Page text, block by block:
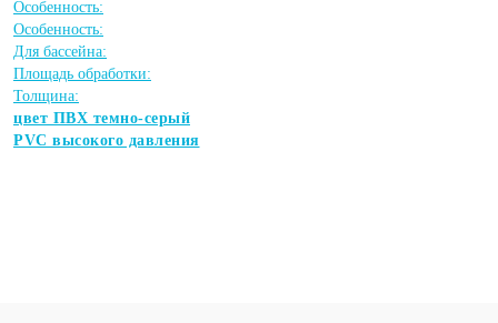
Особенность:
Особенность:
Для бассейна:
Площадь обработки:
Толщина:
цвет ПВХ темно-серый
PVC высокого давления